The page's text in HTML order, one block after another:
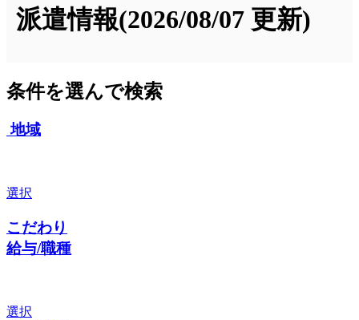
派遣情報(2026/08/07 更新)
条件を選んで検索
地域
選択
こだわり
給与/職種
選択